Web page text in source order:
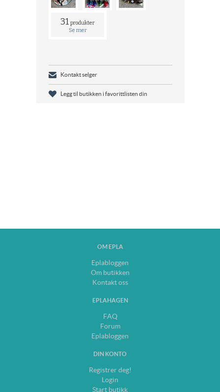
31 produkter
Se mer
Kontakt selger
Legg til butikken i favorittlisten din
OM EPLA
Eplabloggen
Om butikken
Kontakt oss
EPLAHAGEN
FAQ
Forum
Eplabloggen
DIN KONTO
Registrer deg!
Login
Start butikk